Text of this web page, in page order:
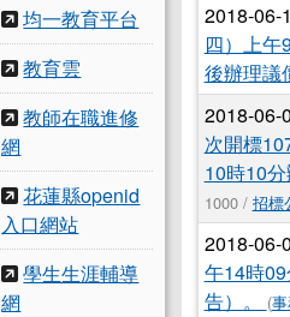
均一教育平台
教育雲
教師在職進修
網
花蓮縣openid
入口網站
學生生涯輔導
網
2018-06-
四）上午
後辦理議
2018-06-
次開標
10時10
1000 / 招標
2018-06-
午14時
告）。
(